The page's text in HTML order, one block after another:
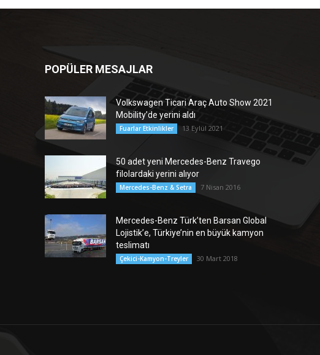
POPÜLER MESAJLAR
Volkswagen Ticari Araç Auto Show 2021
Mobility’de yerini aldı
Fuarlar Etkinlikler 13 Eylül 2021
50 adet yeni Mercedes-Benz Travego
filolardaki yerini alıyor
Mercedes-Benz & Setra 7 Nisan 2016
Mercedes-Benz Türk’ten Barsan Global
Lojistik’e, Türkiye’nin en büyük kamyon
teslimatı
Çekici-Kamyon-Treyler 30 Mart 2018